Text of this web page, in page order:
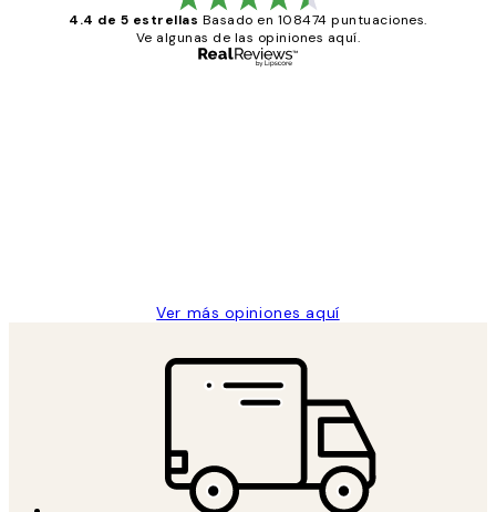
4.4 de 5 estrellas Basado en 108474 puntuaciones.
Ve algunas de las opiniones aquí.
Ver más opiniones aquí